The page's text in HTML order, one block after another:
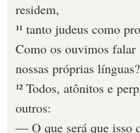
residem,
¹¹ tanto judeus como
Como os ouvimos falar
nossas próprias línguas?
¹² Todos, atônitos e
outros:
— O que será que isso